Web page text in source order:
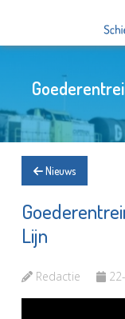
Nieuws
Lijn
Redactie